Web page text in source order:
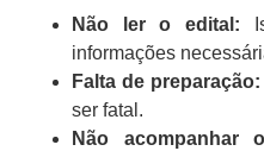
Não ler o edital:
informações
Falta de preparação:
ser fatal.
Não acompanhar